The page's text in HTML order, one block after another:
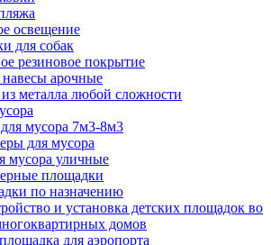
освещение
для собак
резиновое покрытие
арочные
металла любой сложности
мусора 7м3-8м3
для мусора
мусора уличные
площадки
по назначению
и установка детских площадок во
домов
для аэропорта